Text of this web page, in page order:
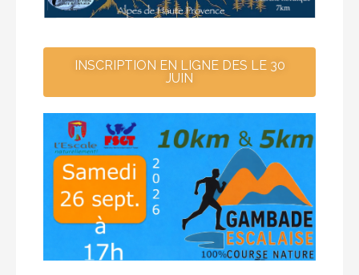
INSCRIPTION EN LIGNE DES LE 30
JUIN